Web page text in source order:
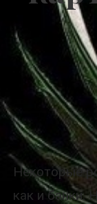
Некоторые
как и банки.